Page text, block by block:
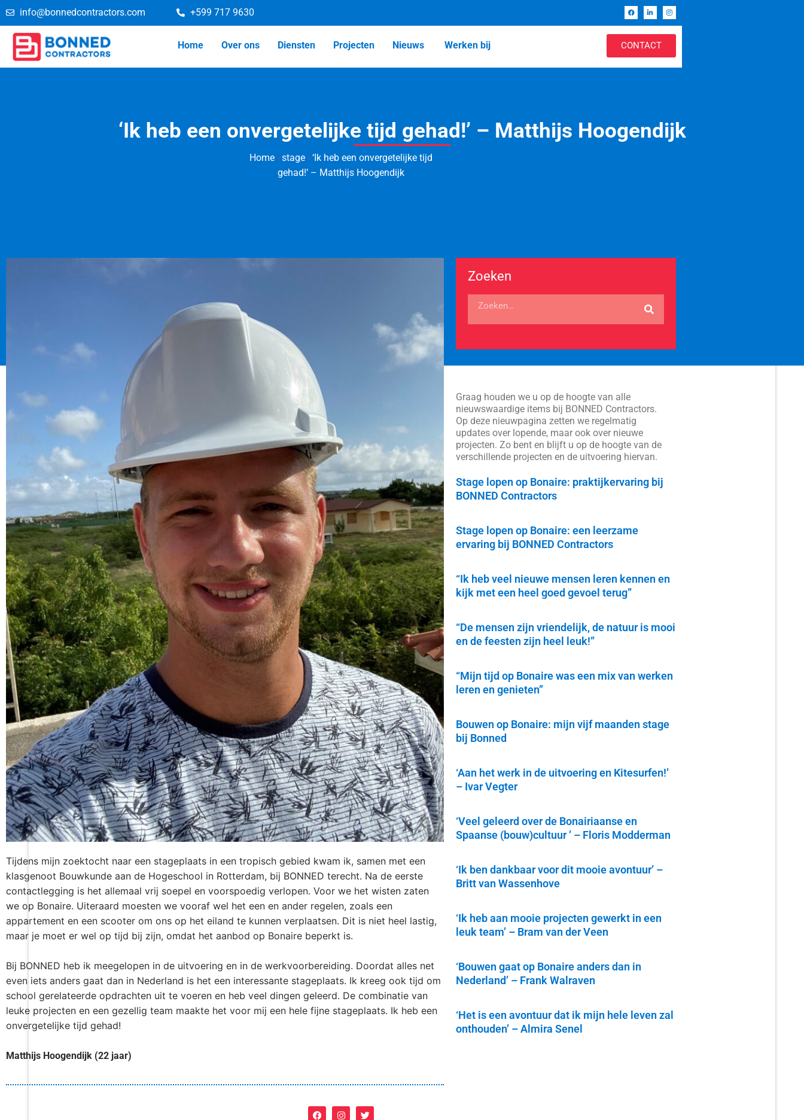
info@bonnedcontractors.com +599 717 9630
Home Over ons Diensten Projecten Nieuws Werken bij CONTACT
‘Ik heb een onvergetelijke tijd gehad!’ – Matthijs Hoogendijk
Home-stage-‘Ik heb een onvergetelijke tijd
gehad!’ – Matthijs Hoogendijk
Tijdens mijn zoektocht naar een stageplaats in een tropisch gebied kwam ik, samen met een
klasgenoot Bouwkunde aan de Hogeschool in Rotterdam, bij BONNED terecht. Na de eerste
contactlegging is het allemaal vrij soepel en voorspoedig verlopen. Voor we het wisten zaten
we op Bonaire. Uiteraard moesten we vooraf wel het een en ander regelen, zoals een
appartement en een scooter om ons op het eiland te kunnen verplaatsen. Dit is niet heel lastig,
maar je moet er wel op tijd bij zijn, omdat het aanbod op Bonaire beperkt is.
Bij BONNED heb ik meegelopen in de uitvoering en in de werkvoorbereiding. Doordat alles net
even iets anders gaat dan in Nederland is het een interessante stageplaats. Ik kreeg ook tijd om
school gerelateerde opdrachten uit te voeren en heb veel dingen geleerd. De combinatie van
leuke projecten en een gezellig team maakte het voor mij een hele fijne stageplaats. Ik heb een
onvergetelijke tijd gehad!
Matthijs Hoogendijk (22 jaar)
Zoeken
Graag houden we u op de hoogte van alle
nieuwswaardige items bij BONNED Contractors.
Op deze nieuwpagina zetten we regelmatig
updates over lopende, maar ook over nieuwe
projecten. Zo bent en blijft u op de hoogte van de
verschillende projecten en de uitvoering hiervan.
Stage lopen op Bonaire: praktijkervaring bij
BONNED Contractors
Stage lopen op Bonaire: een leerzame
ervaring bij BONNED Contractors
“Ik heb veel nieuwe mensen leren kennen en
kijk met een heel goed gevoel terug”
“De mensen zijn vriendelijk, de natuur is mooi
en de feesten zijn heel leuk!”
“Mijn tijd op Bonaire was een mix van werken
leren en genieten”
Bouwen op Bonaire: mijn vijf maanden stage
bij Bonned
‘Aan het werk in de uitvoering en Kitesurfen!’
– Ivar Vegter
‘Veel geleerd over de Bonairiaanse en
Spaanse (bouw)cultuur ’ – Floris Modderman
‘Ik ben dankbaar voor dit mooie avontuur’ –
Britt van Wassenhove
‘Ik heb aan mooie projecten gewerkt in een
leuk team’ – Bram van der Veen
‘Bouwen gaat op Bonaire anders dan in
Nederland’ – Frank Walraven
‘Het is een avontuur dat ik mijn hele leven zal
onthouden’ – Almira Senel